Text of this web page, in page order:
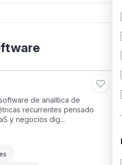
de analítica de
recurrentes pensado
y negocios dig...